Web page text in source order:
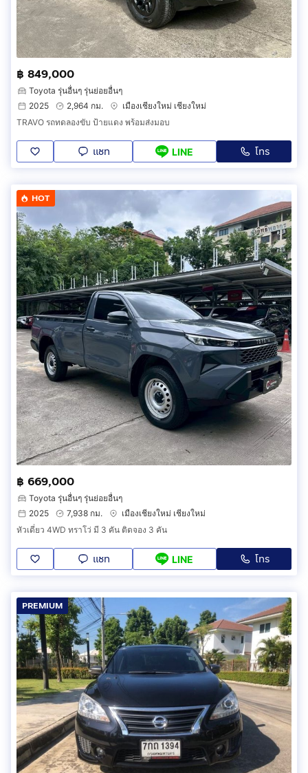
฿ 849,000
Toyota รุ่นอื่นๆ รุ่นย่อยอื่นๆ
2025
2,964 กม.
เมืองเชียงใหม่ เชียงใหม่
TRAVO รถทดลองขับ ป้ายแดง พร้อมส่งมอบ
แชท LINE โทร
HOT
฿ 669,000
Toyota รุ่นอื่นๆ รุ่นย่อยอื่นๆ
2025
7,938 กม.
เมืองเชียงใหม่ เชียงใหม่
หัวเดี่ยว 4WD ทราโว่ มี 3 คัน ติดจอง 3 คัน
แชท LINE โทร
PREMIUM